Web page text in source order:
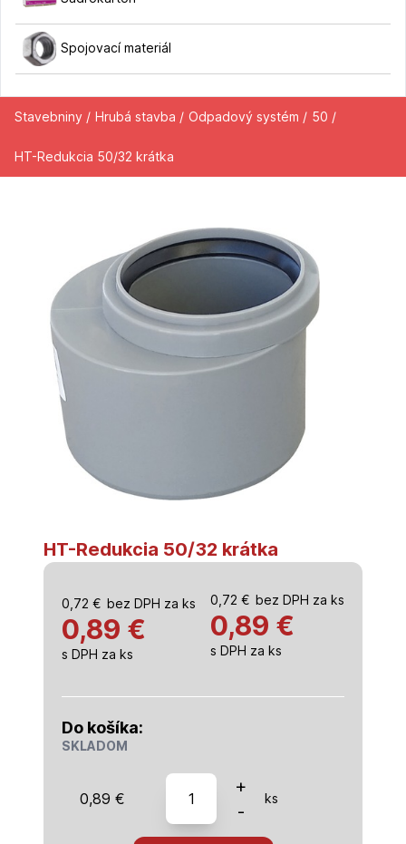
Spojovací materiál
Stavebniny / Hrubá stavba / Odpadový systém / 50 /
HT-Redukcia 50/32 krátka
HT-Redukcia 50/32 krátka
0,72 € bez DPH za ks
0,89 €
s DPH za ks
0,72 € bez DPH za ks
0,89 €
s DPH za ks
Do košíka:
SKLADOM
0,89 €
množstvo
Redukcia
+
-
ks